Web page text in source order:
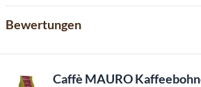
Bewertungen